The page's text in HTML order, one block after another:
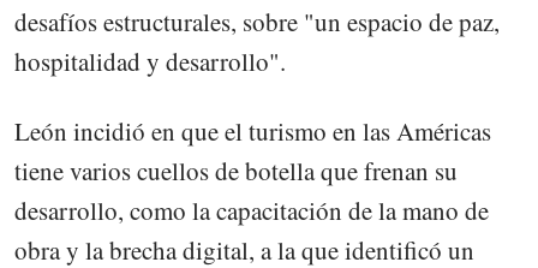
desafíos estructurales, sobre "un espacio de paz,
hospitalidad y desarrollo".
León incidió en que el turismo en las Américas
tiene varios cuellos de botella que frenan su
desarrollo, como la capacitación de la mano de
obra y la brecha digital, a la que identificó un